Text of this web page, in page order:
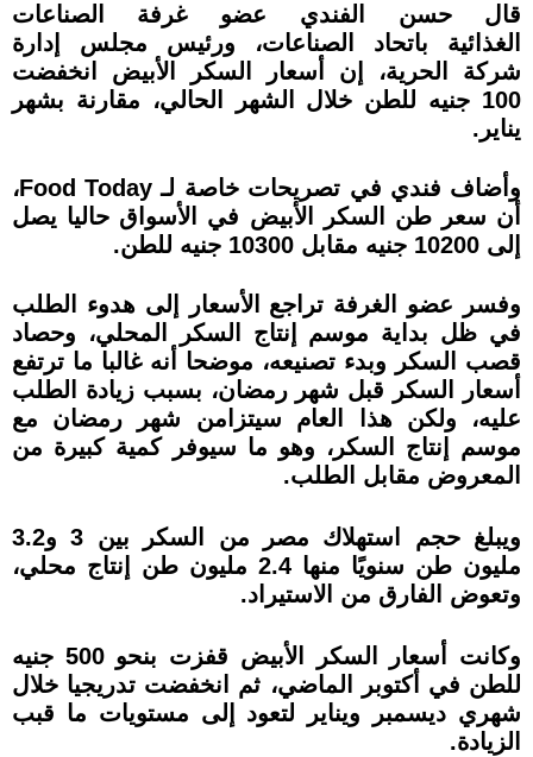
قال حسن الفندي عضو غرفة الصناعات
الغذائية باتحاد الصناعات، ورئيس مجلس إدارة
شركة الحرية، إن أسعار السكر الأبيض انخفضت
100 جنيه للطن خلال الشهر الحالي، مقارنة بشهر
يناير.
وأضاف فندي في تصريحات خاصة لـ Food Today،
أن سعر طن السكر الأبيض في الأسواق حاليا يصل
إلى 10200 جنيه مقابل 10300 جنيه للطن.
وفسر عضو الغرفة تراجع الأسعار إلى هدوء الطلب
في ظل بداية موسم إنتاج السكر المحلي، وحصاد
قصب السكر وبدء تصنيعه، موضحا أنه غالبا ما ترتفع
أسعار السكر قبل شهر رمضان، بسبب زيادة الطلب
عليه، ولكن هذا العام سيتزامن شهر رمضان مع
موسم إنتاج السكر، وهو ما سيوفر كمية كبيرة من
المعروض مقابل الطلب.
ويبلغ حجم استهلاك مصر من السكر بين 3 و3.2
مليون طن سنويًا منها 2.4 مليون طن إنتاج محلي،
وتعوض الفارق من الاستيراد.
وكانت أسعار السكر الأبيض قفزت بنحو 500 جنيه
للطن في أكتوبر الماضي، ثم انخفضت تدريجيا خلال
شهري ديسمبر ويناير لتعود إلى مستويات ما قبب
الزيادة.